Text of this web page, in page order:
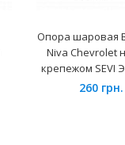
Опора шаровая
Niva Chevrolet
крепежом SEVI
260 грн.